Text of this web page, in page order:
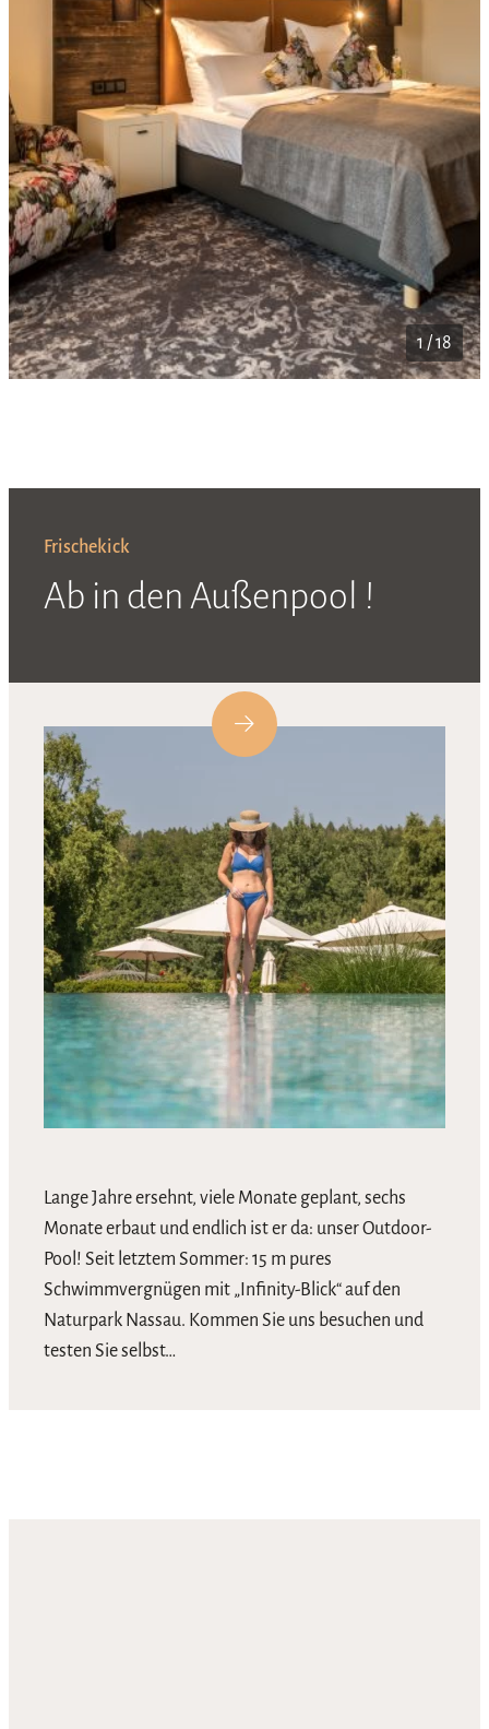
1 / 18
Frischekick
Ab in den Außenpool !
Lange Jahre ersehnt, viele Monate geplant, sechs
Monate erbaut und endlich ist er da: unser Outdoor-
Pool! Seit letztem Sommer: 15 m pures
Schwimmvergnügen mit „Infinity-Blick“ auf den
Naturpark Nassau. Kommen Sie uns besuchen und
testen Sie selbst…